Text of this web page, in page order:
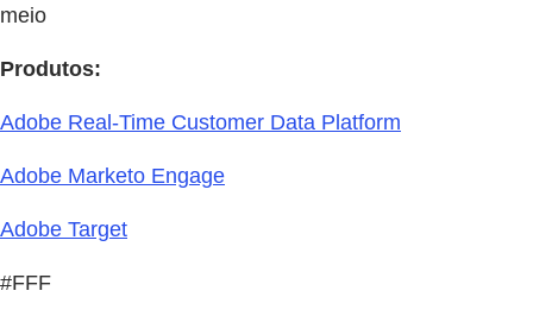
meio
Produtos:
Adobe Real-Time Customer Data Platform
Adobe Marketo Engage
Adobe Target
#FFF